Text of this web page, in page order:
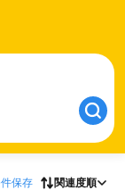
保存 関連度順